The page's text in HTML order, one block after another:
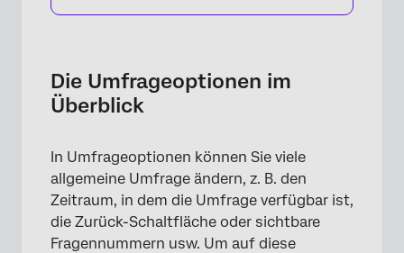
Die Umfrageoptionen im
Überblick
In Umfrageoptionen können Sie viele
allgemeine Umfrage ändern, z. B. den
Zeitraum, in dem die Umfrage verfügbar ist,
die Zurück-Schaltfläche oder sichtbare
Fragennummern usw. Um auf diese